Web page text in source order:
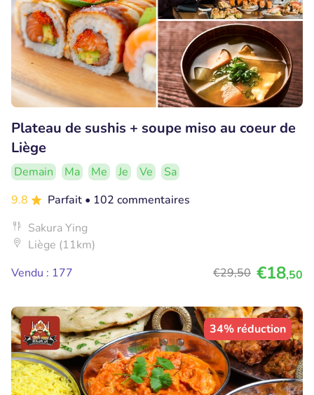
Plateau de sushis + soupe miso au coeur de
Liège
Demain Ma Me Je Ve
Sa
9.8
Parfait • 102 commentaires
Sakura Ying
Liège (11km)
Vendu : 177
€29,50 €18,50
34% réduction